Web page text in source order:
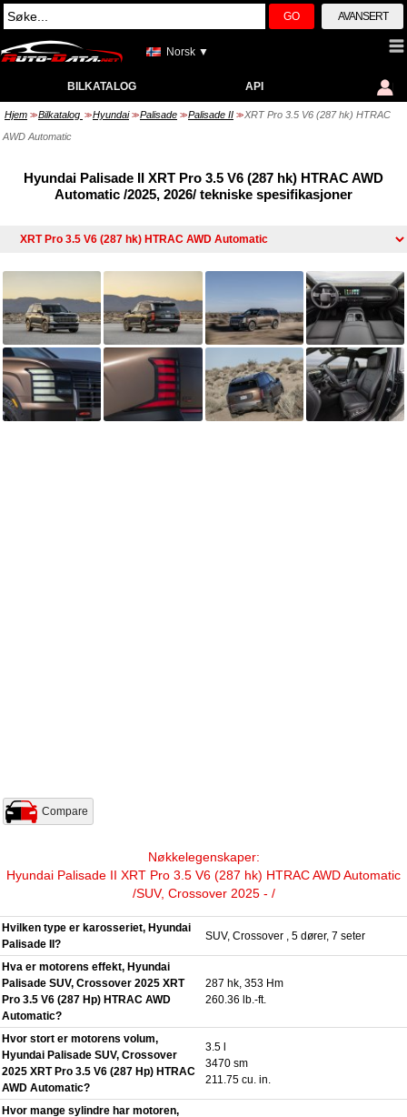
GO AVANSERT
Norsk ▼
BILKATALOG API
Hjem >> Bilkatalog >> Hyundai >> Palisade >> Palisade II >> XRT Pro 3.5 V6 (287 hk) HTRAC
AWD Automatic
Hyundai Palisade II XRT Pro 3.5 V6 (287 hk) HTRAC AWD
Automatic /2025, 2026/ tekniske spesifikasjoner
Compare
Nøkkelegenskaper:
Hyundai Palisade II XRT Pro 3.5 V6 (287 hk) HTRAC AWD Automatic
/SUV, Crossover 2025 - /
Hvilken type er karosseriet, Hyundai
Palisade II?
SUV, Crossover , 5 dører, 7 seter
Hva er motorens effekt, Hyundai
Palisade SUV, Crossover 2025 XRT
Pro 3.5 V6 (287 Hp) HTRAC AWD
Automatic?
287 hk, 353 Hm
260.36 lb.-ft.
Hvor stort er motorens volum,
Hyundai Palisade SUV, Crossover
2025 XRT Pro 3.5 V6 (287 Hp) HTRAC
AWD Automatic?
3.5 l
3470 sm
211.75 cu. in.
Hvor mange sylindre har motoren,